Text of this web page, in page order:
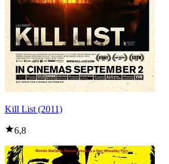
Kill List (2011)
6,8